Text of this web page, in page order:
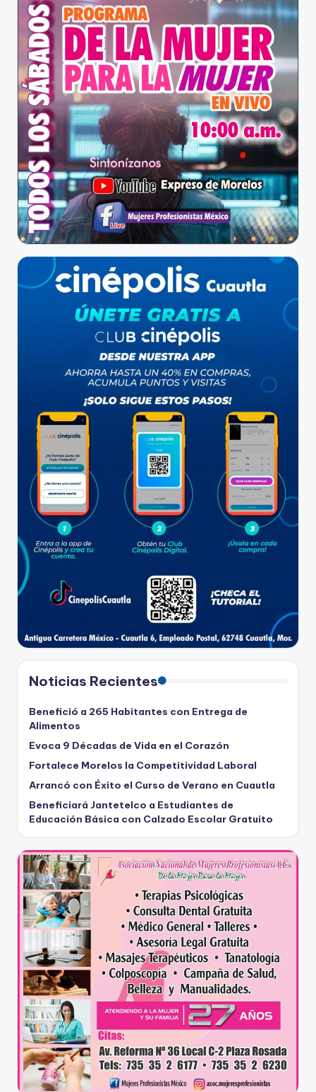
Noticias Recientes
Benefició a 265 Habitantes con Entrega de
Alimentos
Evoca 9 Décadas de Vida en el Corazón
Fortalece Morelos la Competitividad Laboral
Arrancó con Éxito el Curso de Verano en Cuautla
Beneficiará Jantetelco a Estudiantes de
Educación Básica con Calzado Escolar Gratuito